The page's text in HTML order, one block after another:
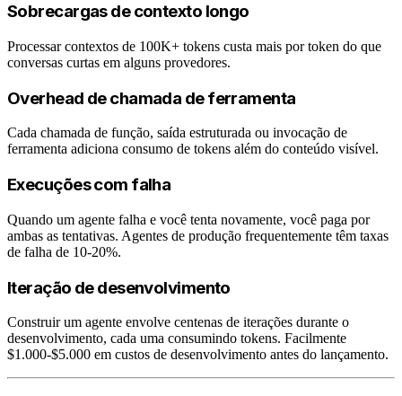
Sobrecargas de contexto longo
Processar contextos de 100K+ tokens custa mais por token do que
conversas curtas em alguns provedores.
Overhead de chamada de ferramenta
Cada chamada de função, saída estruturada ou invocação de
ferramenta adiciona consumo de tokens além do conteúdo visível.
Execuções com falha
Quando um agente falha e você tenta novamente, você paga por
ambas as tentativas. Agentes de produção frequentemente têm taxas
de falha de 10-20%.
Iteração de desenvolvimento
Construir um agente envolve centenas de iterações durante o
desenvolvimento, cada uma consumindo tokens. Facilmente
$1.000-$5.000 em custos de desenvolvimento antes do lançamento.